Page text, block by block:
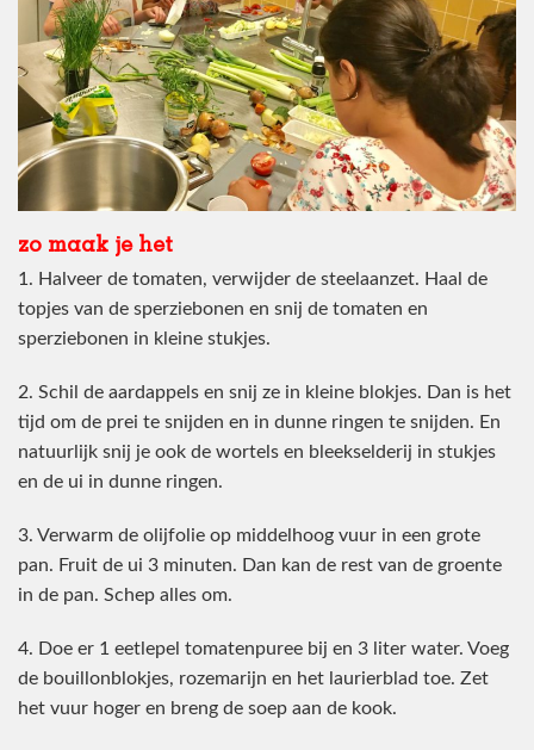
zo maak je het
1. Halveer de tomaten, verwijder de steelaanzet. Haal de
topjes van de sperziebonen en snij de tomaten en
sperziebonen in kleine stukjes.
2. Schil de aardappels en snij ze in kleine blokjes. Dan is het
tijd om de prei te snijden en in dunne ringen te snijden. En
natuurlijk snij je ook de wortels en bleekselderij in stukjes
en de ui in dunne ringen.
3. Verwarm de olijfolie op middelhoog vuur in een grote
pan. Fruit de ui 3 minuten. Dan kan de rest van de groente
in de pan. Schep alles om.
4. Doe er 1 eetlepel tomatenpuree bij en 3 liter water. Voeg
de bouillonblokjes, rozemarijn en het laurierblad toe. Zet
het vuur hoger en breng de soep aan de kook.